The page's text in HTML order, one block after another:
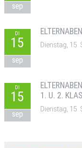
sep
DI
15
sep
Dienstag, 15.
DI
15
sep
1. U. 2.
Dienstag, 15.